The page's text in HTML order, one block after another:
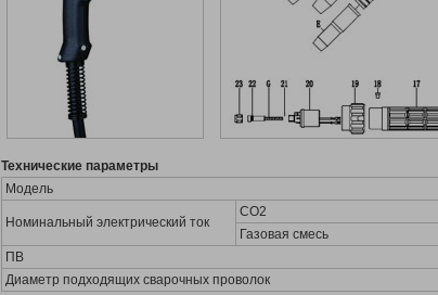
Технические параметры
Модель
Номинальный электрический ток
CO2
Газовая смесь
ПВ
Диаметр подходящих сварочных проволок